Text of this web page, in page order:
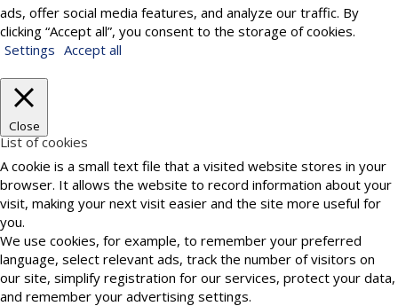
ads, offer social media features, and analyze our traffic. By
clicking “Accept all”, you consent to the storage of cookies.
Settings Accept all
Close
List of cookies
A cookie is a small text file that a visited website stores in your
browser. It allows the website to record information about your
visit, making your next visit easier and the site more useful for
you.
We use cookies, for example, to remember your preferred
language, select relevant ads, track the number of visitors on
our site, simplify registration for our services, protect your data,
and remember your advertising settings.